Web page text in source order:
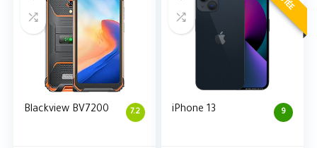
7.2
Blackview BV7200 9
iPhone 13